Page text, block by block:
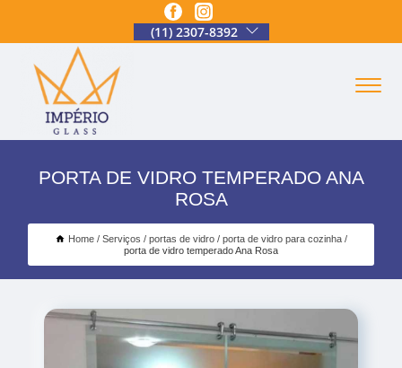
(11) 2307-8392
PORTA DE VIDRO TEMPERADO ANA
ROSA
Home Serviços portas de vidro
porta de vidro para cozinha
porta de vidro temperado Ana Rosa